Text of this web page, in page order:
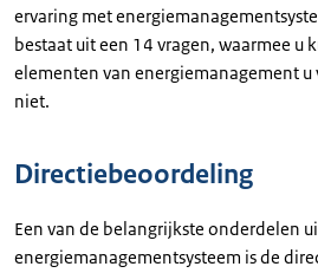
ervaring met
bestaat uit een 14 vragen, waarmee u
elementen van energiemanagement
niet.
Directiebeoordeling
Een van de belangrijkste onderdelen
energiemanagementsysteem is de